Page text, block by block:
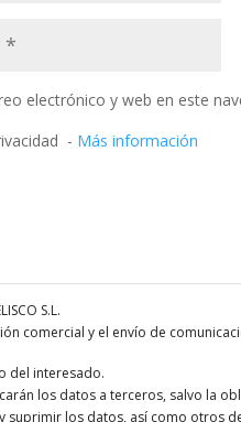
electrónico y web en este
- Más información
S.L.
comercial y el envío de
del interesado.
los datos a terceros, salvo la
suprimir los datos, así como otros